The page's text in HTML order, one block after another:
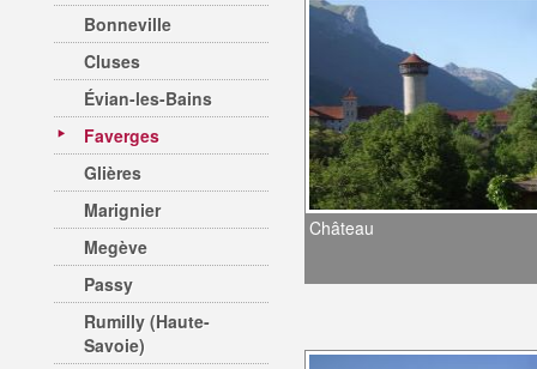
Bonneville
Cluses
Évian-les-Bains
Faverges
Glières
Marignier
Megève
Passy
Rumilly (Haute-
Savoie)
Château